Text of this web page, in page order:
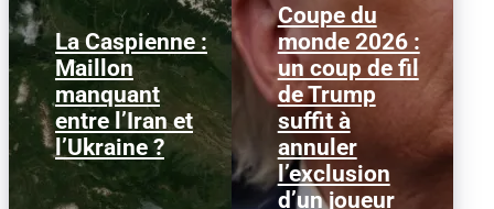
La Caspienne :
Maillon
manquant
entre l’Iran et
l’Ukraine ?
Samedi 25 juillet 2026,
des drones ukrainiens
ont frappé plusieurs
cibles en mer Caspienne,
parmi...
Coupe du
monde 2026 :
un coup de fil
de Trump
suffit à
annuler
l’exclusion
d’un joueur
Le 1er juillet 2026,
l'attaquant américain
Folarin Balogun recevait
un carton rouge
parfaitement...